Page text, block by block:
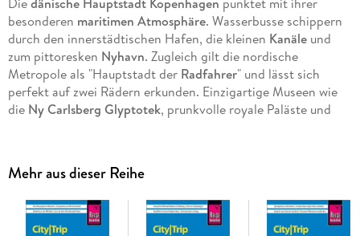
besonderen maritimen Atmosphäre. Wasserbusse schippern
durch den innerstädtischen Hafen, die kleinen Kanäleund
zum pittoresken Nyhavn. Zugleich gilt die nordische
Metropole als "Hauptstadt der Radfahrer" und lässt sich
perfekt auf zwei Rädern erkunden. Einzigartige Museen wie
die Ny Carlsberg Glyptotek, prunkvolle royale Paläste und
alternativen Seite. Idyllische Parkanlagen und der
Amagerversprechen Erholung abseits des urbanen Trubels.
Dieser aktuelle Kopenhagen Reiseführer ist der ideale
Mehr aus dieser Reihe